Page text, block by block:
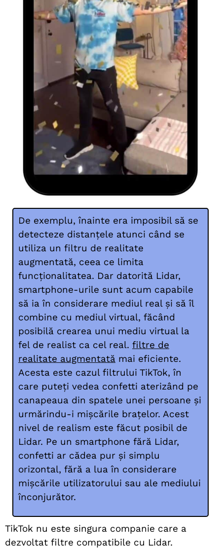
De exemplu, înainte era imposibil să se
detecteze distanțele atunci când se
utiliza un filtru de realitate
augmentată, ceea ce limita
funcționalitatea. Dar datorită Lidar,
smartphone-urile sunt acum capabile
să ia în considerare mediul real și să îl
combine cu mediul virtual, făcând
posibilă crearea unui mediu virtual la
fel de realist ca cel real. filtre de
realitate augmentată mai eficiente.
Acesta este cazul filtrului TikTok, în
care puteți vedea confetti aterizând pe
canapeaua din spatele unei persoane și
urmărindu-i mișcările brațelor. Acest
nivel de realism este făcut posibil de
Lidar. Pe un smartphone fără Lidar,
confetti ar cădea pur și simplu
orizontal, fără a lua în considerare
mișcările utilizatorului sau ale mediului
înconjurător.
TikTok nu este singura companie care a
dezvoltat filtre compatibile cu Lidar.